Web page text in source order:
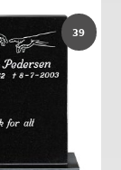
39